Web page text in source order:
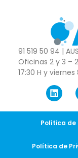
91 519 50 94 |
Oficinas 2 y 3 –
17:30 H y viernes
Política de
Política de